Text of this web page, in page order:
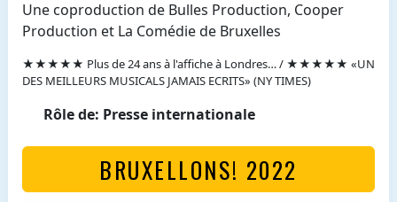
Une coproduction de Bulles Production, Cooper
Production et La Comédie de Bruxelles
★★★★★ Plus de 24 ans à l'affiche à Londres… / ★★★★★ «UN
DES MEILLEURS MUSICALS JAMAIS ECRITS» (NY TIMES)
Rôle de: Presse internationale
BRUXELLONS! 2022